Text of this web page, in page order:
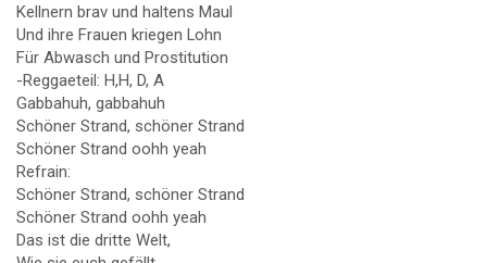
Kellnern brav und haltens Maul
Und ihre Frauen kriegen Lohn
Für Abwasch und Prostitution
-Reggaeteil: H,H, D, A
Gabbahuh, gabbahuh
Schöner Strand, schöner Strand
Schöner Strand oohh yeah
Refrain:
Schöner Strand, schöner Strand
Schöner Strand oohh yeah
Das ist die dritte Welt,